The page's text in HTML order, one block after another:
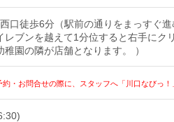
口徒歩6分（駅前の通りをまっすぐ
レブンを越えて1分位すると右手にク
園の隣が店舗となります。 ）
・お問合せの際に、スタッフへ「川口なびっ